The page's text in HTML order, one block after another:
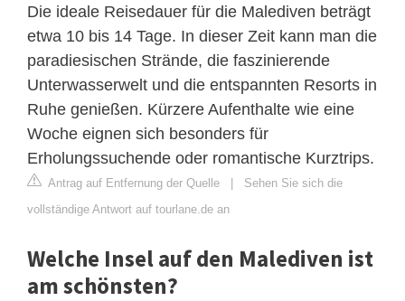
Die ideale Reisedauer für die Malediven beträgt
etwa 10 bis 14 Tage. In dieser Zeit kann man die
paradiesischen Strände, die faszinierende
Unterwasserwelt und die entspannten Resorts in
Ruhe genießen. Kürzere Aufenthalte wie eine
Woche eignen sich besonders für
Erholungssuchende oder romantische Kurztrips.
Antrag auf Entfernung der Quelle | Sehen Sie sich die
vollständige Antwort auf tourlane.de an
Welche Insel auf den Malediven ist
am schönsten?